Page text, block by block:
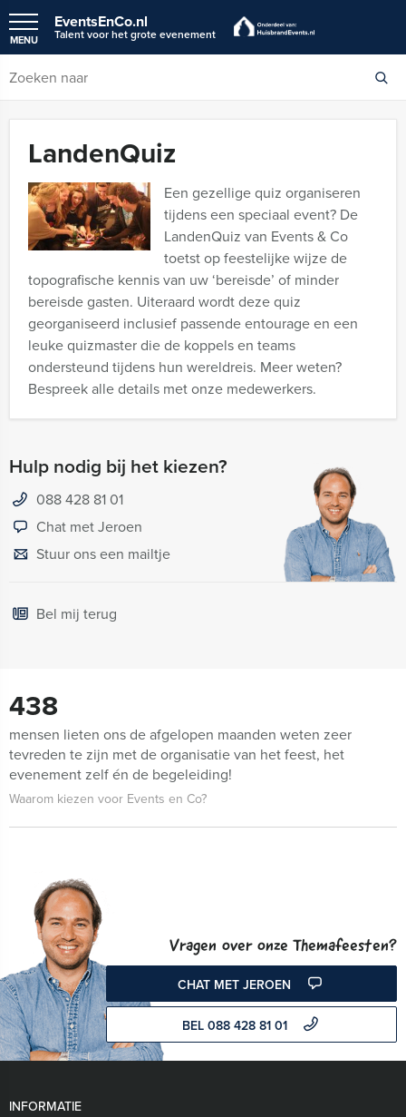
EventsEnCo.nl
Talent voor het grote evenement
MENU
LandenQuiz
Een gezellige quiz organiseren
tijdens een speciaal event? De
LandenQuiz van Events & Co
toetst op feestelijke wijze de
topografische kennis van uw ‘bereisde’ of minder
bereisde gasten. Uiteraard wordt deze quiz
georganiseerd inclusief passende entourage en een
leuke quizmaster die de koppels en teams
ondersteund tijdens hun wereldreis. Meer weten?
Bespreek alle details met onze medewerkers.
Hulp nodig bij het kiezen?
088 428 81 01
Chat met Jeroen
Stuur ons een mailtje
Bel mij terug
438
mensen lieten ons de afgelopen maanden weten zeer
tevreden te zijn met de organisatie van het feest, het
evenement zelf én de begeleiding!
Waarom kiezen voor Events en Co?
Vragen over onze Themafeesten?
CHAT MET JEROEN
BEL 088 428 81 01
INFORMATIE